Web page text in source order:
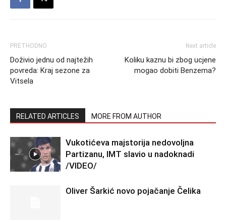
PRETHODNO
Doživio jednu od najtežih
povreda: Kraj sezone za
Vitsela
Next article
Koliku kaznu bi zbog ucjene
mogao dobiti Benzema?
RELATED ARTICLES MORE FROM AUTHOR
Vukotićeva majstorija nedovoljna
Partizanu, IMT slavio u nadoknadi
/VIDEO/
Oliver Šarkić novo pojačanje Čelika